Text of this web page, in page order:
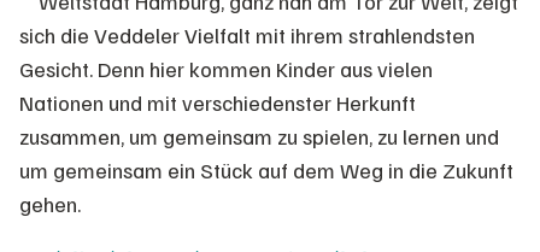
sich die Veddeler Vielfalt mit ihrem strahlendsten
Gesicht. Denn hier kommen Kinder aus vielen
Nationen und mit verschiedenster Herkunft
zusammen, um gemeinsam zu spielen, zu lernen und
um gemeinsam ein Stück auf dem Weg in die Zukunft
gehen.